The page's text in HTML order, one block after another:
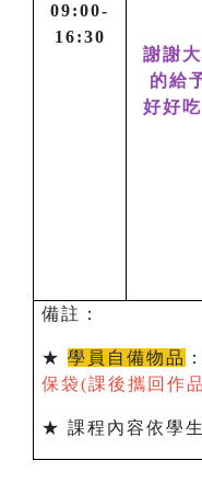
09:00-
16:30
謝謝
的給
好好吃
備註：
★ 學員自備物品 ：
保袋(課後攜回作
★ 課程內容依學